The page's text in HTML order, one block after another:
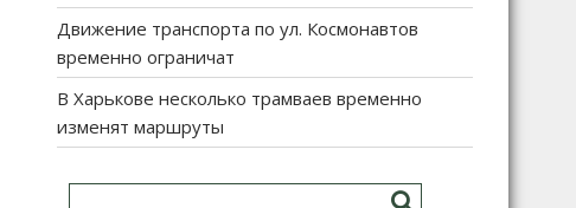
Движение транспорта по ул. Космонавтов
временно ограничат
В Харькове несколько трамваев временно
изменят маршруты